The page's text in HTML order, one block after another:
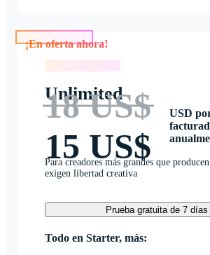
Unlimited
18 US$
15 US$
USD
Para creadores más grandes que
exigen libertad creativa
Prueba gratuita de 7 días
Todo en Starter, más: